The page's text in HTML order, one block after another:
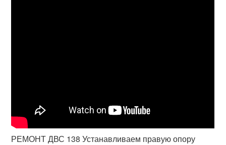
РЕМОНТ ДВС 138 Устанавливаем правую опору